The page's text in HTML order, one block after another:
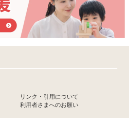
リンク・引用について
利用者さまへのお願い